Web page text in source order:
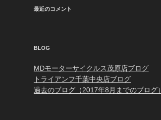
最近のコメント
BLOG
MDモーターサイクルス茂原店ブログ
トライアンフ千葉中央店ブログ
過去のブログ（2017年8月までのブログ）